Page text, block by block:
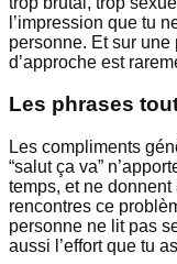
l’impression que tu
personne. Et sur
d’approche est
Les phrases
Les compliments
“salut ça va”
temps, et ne
rencontres ce
personne ne lit pas
aussi l’effort que tu